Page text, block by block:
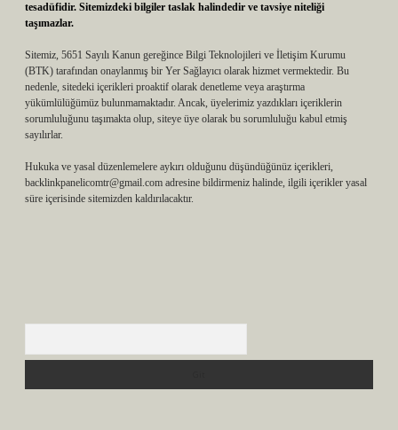
tesadüfidir. Sitemizdeki bilgiler taslak halindedir ve tavsiye niteliği
taşımazlar.
Sitemiz, 5651 Sayılı Kanun gereğince Bilgi Teknolojileri ve İletişim Kurumu
(BTK) tarafından onaylanmış bir Yer Sağlayıcı olarak hizmet vermektedir. Bu
nedenle, sitedeki içerikleri proaktif olarak denetleme veya araştırma
yükümlülüğümüz bulunmamaktadır. Ancak, üyelerimiz yazdıkları içeriklerin
sorumluluğunu taşımakta olup, siteye üye olarak bu sorumluluğu kabul etmiş
sayılırlar.
Hukuka ve yasal düzenlemelere aykırı olduğunu düşündüğünüz içerikleri,
backlinkpanelicomtr@gmail.com adresine bildirmeniz halinde, ilgili içerikler yasal
süre içerisinde sitemizden kaldırılacaktır.